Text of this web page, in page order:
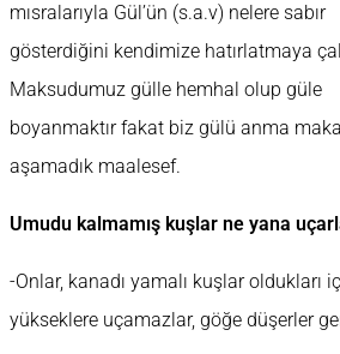
mısralarıyla Gül’ün (s.a.v) nelere sabır
gösterdiğini kendimize hatırlatmaya
Maksudumuz gülle hemhal olup güle
boyanmaktır fakat biz gülü anma
aşamadık maalesef.
Umudu kalmamış kuşlar ne yana
-Onlar, kanadı yamalı kuşlar oldukları
yükseklere uçamazlar, göğe düşerler